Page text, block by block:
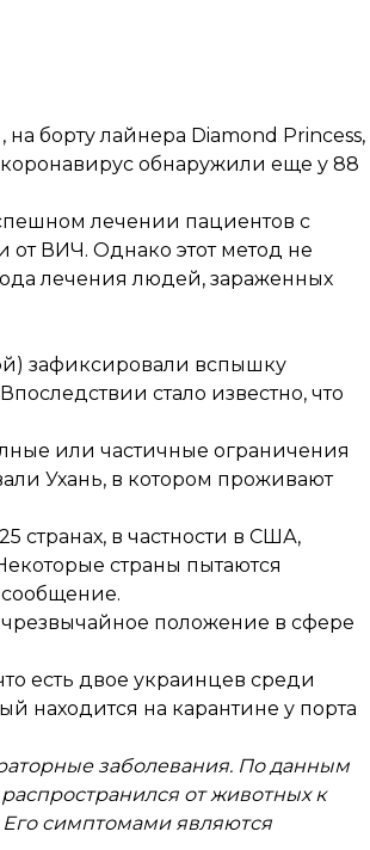
борту лайнера Diamond Princess,
коронавирус обнаружили еще у 88
лечении пациентов с
ВИЧ. Однако этот метод не
лечения людей, зараженных
зафиксировали вспышку
стало известно, что
или частичные ограничения
Ухань, в котором проживают
странах, в частности в США,
страны пытаются
чрезвычайное положение в сфере
есть двое украинцев среди
находится на карантине у порта
заболевания. По данным
от животных к
Его симптомами являются